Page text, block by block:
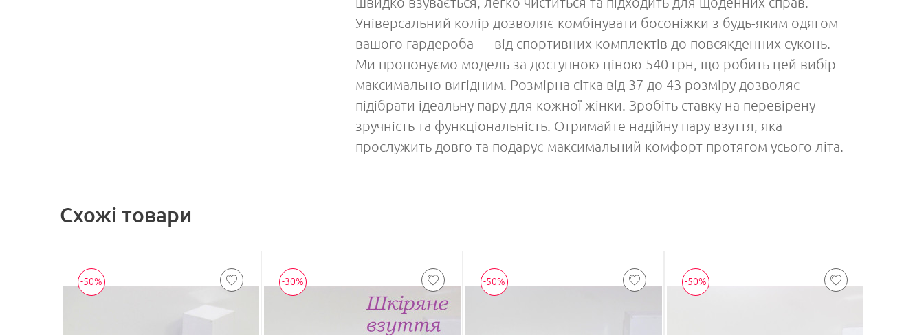
Універсальний колір дозволяє комбінувати босоніжки з будь-яким одягом
вашого гардероба — від спортивних комплектів до повсякденних суконь.
Ми пропонуємо модель за доступною ціною 540 грн, що робить цей вибір
максимально вигідним. Розмірна сітка від 37 до 43 розміру дозволяє
підібрати ідеальну пару для кожної жінки. Зробіть ставку на перевірену
зручність та функціональність. Отримайте надійну пару взуття, яка
прослужить довго та подарує максимальний комфорт протягом усього літа.
Схожі товари
-50% -30% -50% -50%